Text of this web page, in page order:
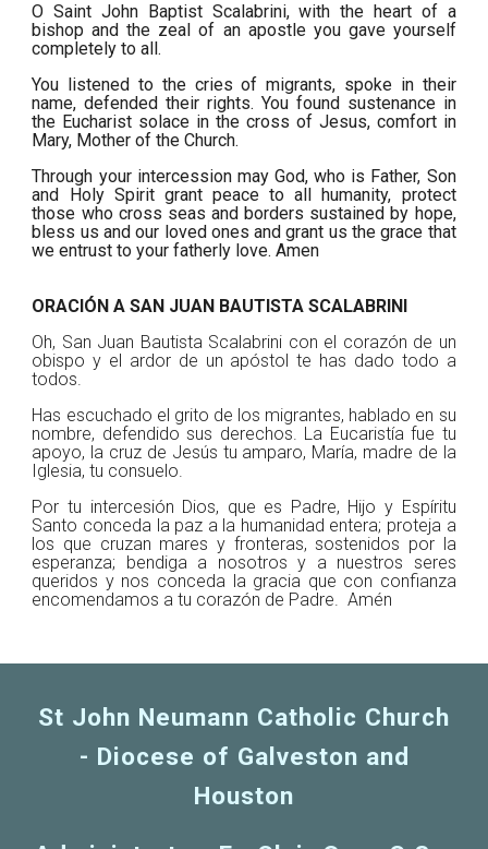
O Saint John Baptist Scalabrini, with the heart of a
bishop and the zeal of an apostle you gave yourself
completely to all.
You listened to the cries of migrants, spoke in their
name, defended their rights. You found sustenance in
the Eucharist solace in the cross of Jesus, comfort in
Mary, Mother of the Church.
Through your intercession may God, who is Father, Son
and Holy Spirit grant peace to all humanity, protect
those who cross seas and borders sustained by hope,
bless us and our loved ones and grant us the grace that
we entrust to your fatherly love. Amen
ORACIÓN A SAN JUAN BAUTISTA SCALABRINI
Oh, San Juan Bautista Scalabrini con el corazón de un
obispo y el ardor de un apóstol te has dado todo a
todos.
Has escuchado el grito de los migrantes, hablado en su
nombre, defendido sus derechos. La Eucaristía fue tu
apoyo, la cruz de Jesús tu amparo, María, madre de la
Iglesia, tu consuelo.
Por tu intercesión Dios, que es Padre, Hijo y Espíritu
Santo conceda la paz a la humanidad entera; proteja a
los que cruzan mares y fronteras, sostenidos por la
esperanza; bendiga a nosotros y a nuestros seres
queridos y nos conceda la gracia que con confianza
encomendamos a tu corazón de Padre. Amén
St John Neumann Catholic Church
- Diocese of Galveston and
Houston